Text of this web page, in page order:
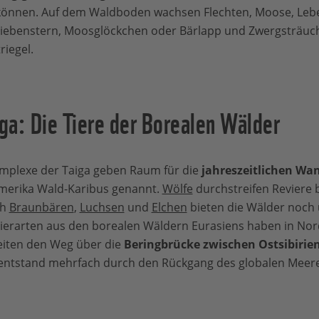
Sonne nutzen zu können.
extremen Bedingungen des kontinentalen Klimas
führen außerdem zu einem
Auf dem Waldboden wachsen Flechten, Moose,
Moosglöckchen oder Bärlapp und
Die Tiere der Borealen Wälder
der Taiga geben Raum für die jahreszeitlichen
Wald-Karibus genannt. Wölfe durchstreifen Reviere
Braunbären, Luchsen und Elchen bieten die Wälder
aus den borealen Wäldern Eurasiens haben in
den Weg über die Beringbrücke zwischen
mehrfach durch den Rückgang des globalen